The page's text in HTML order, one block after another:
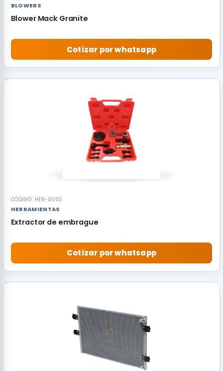
BLOWERS
Blower Mack Granite
Cotizar por whatsapp
CÓDIGO: HER-0003
HERRAMIENTAS
Extractor de embrague
Cotizar por whatsapp